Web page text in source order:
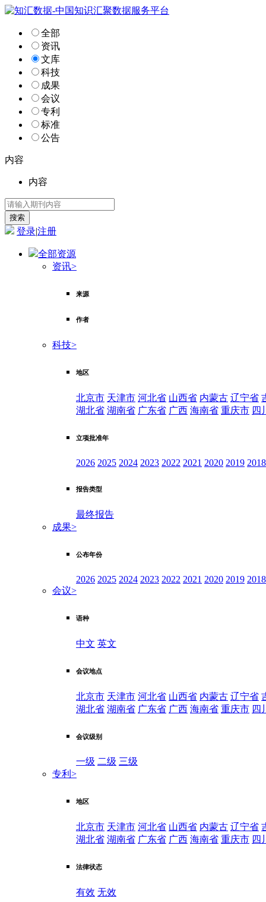
全部
资讯
文库
科技
成果
会议
专利
标准
公告
内容
内容
登录|注册
全部资源
资讯>
来源
作者
科技>
地区
北京市 天津市 河北省 山西省 内蒙古 辽宁省
湖北省 湖南省 广东省 广西 海南省 重庆市 四
立项批准年
2026 2025 2024 2023 2022 2021 2020 2019 2018
报告类型
最终报告
成果>
公布年份
2026 2025 2024 2023 2022 2021 2020 2019 2018
会议>
语种
中文 英文
会议地点
北京市 天津市 河北省 山西省 内蒙古 辽宁省
湖北省 湖南省 广东省 广西 海南省 重庆市 四
会议级别
一级 二级 三级
专利 >
地区
北京市 天津市 河北省 山西省 内蒙古 辽宁省
湖北省 湖南省 广东省 广西 海南省 重庆市 四
法律状态
有效 无效